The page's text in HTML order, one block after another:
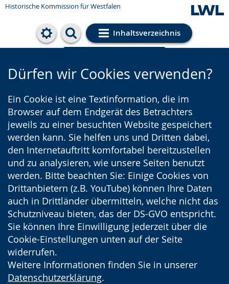
Historische Kommission für Westfalen
Inhaltsverzeichnis
Cookie-Einstellungen
Dürfen wir Cookies verwenden?
Ein Cookie ist eine Textinformation, die im
Browser auf dem Endgerät des Betrachters
jeweils zu einer besuchten Website gespeichert
werden kann. Sie helfen uns und Dritten dabei,
den Internetauftritt komfortabel bereitzustellen
und zu analysieren, wie unsere Seiten benutzt
werden. Bitte beachten Sie: Einige Cookies von
Drittanbietern (z.B. YouTube) können Ihre Daten
auch in Drittländer übermitteln, welche nicht das
Schutzniveau bieten, das der DS-GVO entspricht.
Sie können Ihre Einwilligung jederzeit über die
Cookie-Einstellungen unten auf der Seite
widerrufen.
Weitere Informationen finden Sie in unserer
Datenschutzerklärung.